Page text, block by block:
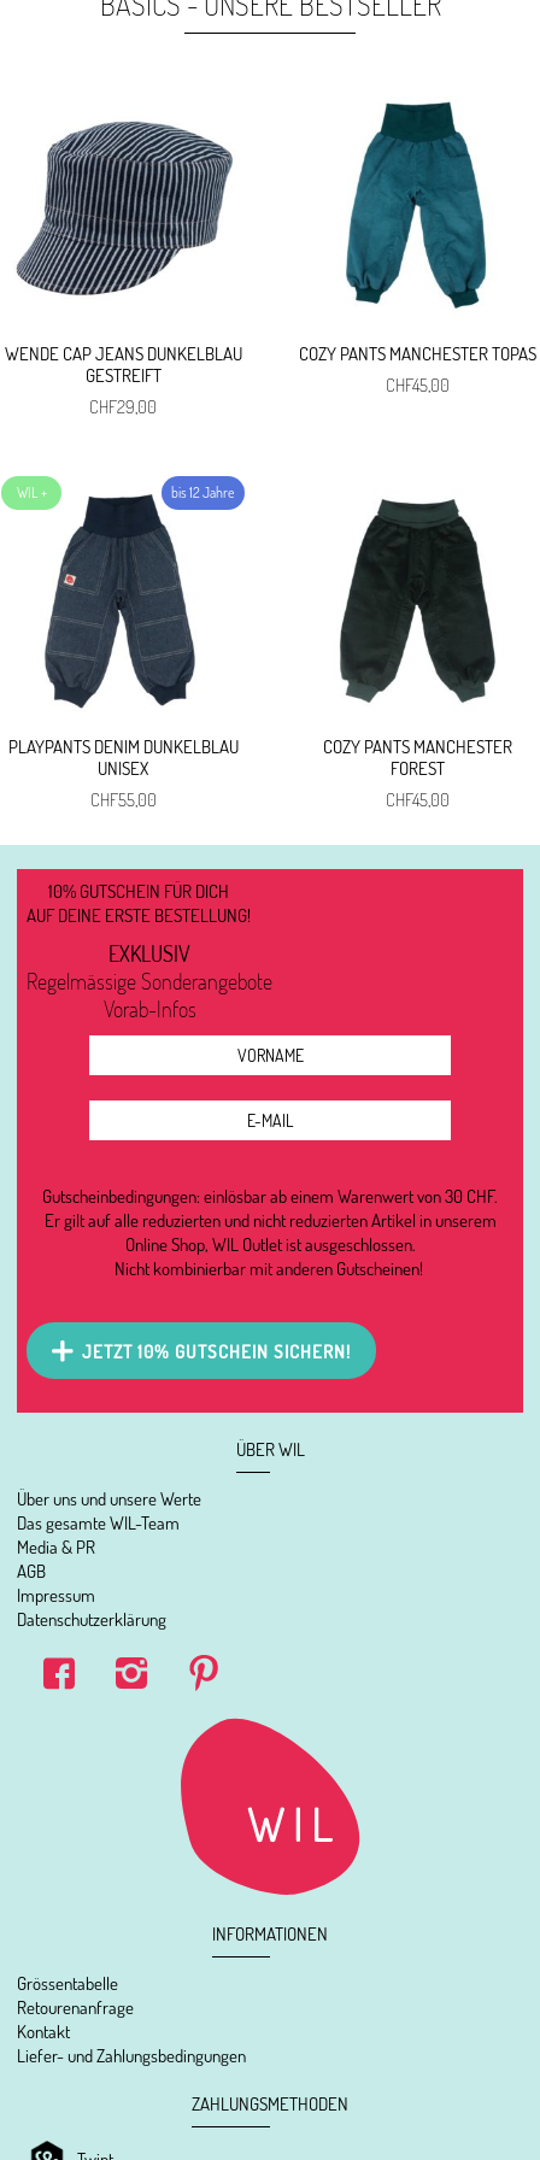
CHF29,00CHF5,00.
CHF5,00
WENDE CAP JEANS DUNKELBLAU
GESTREIFT
CHF29,00
COZY PANTS MANCHESTER TOPAS
CHF45,00
PLAYPANTS DENIM DUNKELBLAU
UNISEX
CHF55,00
COZY PANTS MANCHESTER
FOREST
CHF45,00
ÜBER WIL
Über uns und unsere Werte
Das gesamte WIL-Team
Media & PR
AGB
Impressum
Datenschutzerklärung
INFORMATIONEN
Grössentabelle
Retourenanfrage
Kontakt
Liefer- und Zahlungsbedingungen
ZAHLUNGSMETHODEN
10% GUTSCHEIN FÜR DICH
AUF DEINE ERSTE BESTELLUNG!
EXKLUSIV
Regelmässige Sonderangebote
Vorab-Infos
Gutscheinbedingungen: einlösbar ab einem Warenwert von 30 CHF.
Er gilt auf alle reduzierten und nicht reduzierten Artikel in unserem
Online Shop, WIL Outlet ist ausgeschlossen.
Nicht kombinierbar mit anderen Gutscheinen!
JETZT 10% GUTSCHEIN SICHERN!